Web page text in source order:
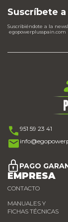
Suscríbete
Suscribiéndote a la
egopowerplusspain.com
951 59 23 41
PAGO
EMPRESA
CONTACTO
MANUALES Y
FICHAS TÉCNICAS